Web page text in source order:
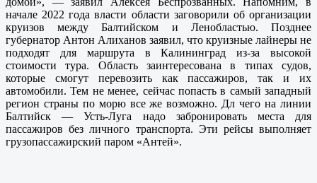
начале 2022 года власти области заговорили об организации
круизов между Балтийском и Ленобластью. Позднее
губернатор Антон Алиханов заявил, что круизные лайнеры не
подходят для маршрута в Калининград из-за высокой
стоимости тура. Область заинтересована в типах судов,
которые смогут перевозить как пассажиров, так и их
автомобили. Тем не менее, сейчас попасть в самый западный
регион страны по морю все же возможно. Дл чего на линии
Балтийск — Усть-Луга надо забронировать места для
пассажиров без личного транспорта. Эти рейсы выполняет
грузопассажирский паром «Антей».